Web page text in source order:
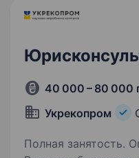
40 000 – 80 000
Укрекопром
Полная занятость.